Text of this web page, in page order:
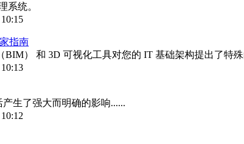
系统。
指南
BIM） 和 3D 可视化工具对您的 IT 基础架构提出了特
生了强大而明确的影响......